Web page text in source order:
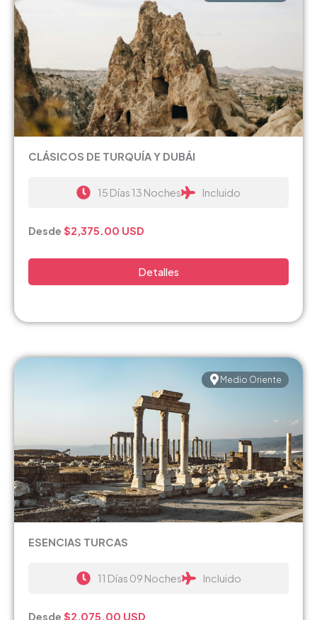
CLÁSICOS DE TURQUÍA Y DUBÁI
15 Días 13 Noches Incluido
Desde $2,375.00 USD
Detalles
Medio Oriente
ESENCIAS TURCAS
11 Días 09 Noches Incluido
Desde $2,075.00 USD